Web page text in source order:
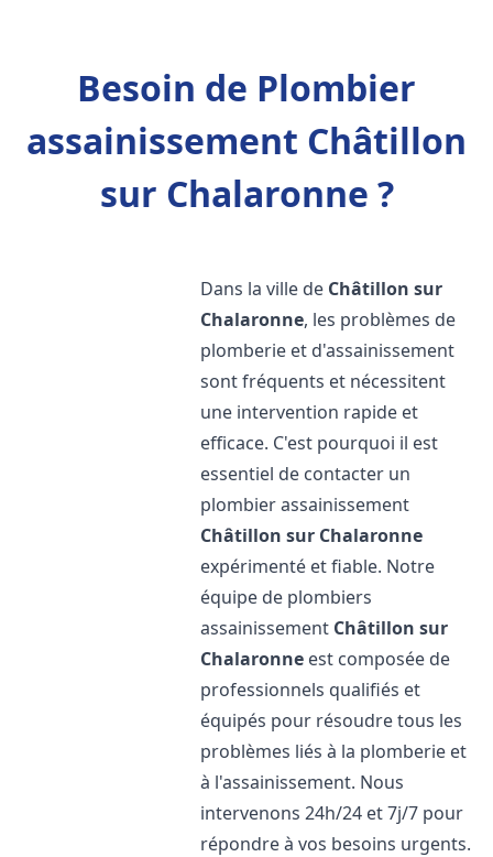
Besoin de Plombier
assainissement Châtillon
sur Chalaronne ?
Dans la ville de Châtillon sur
Chalaronne, les problèmes de
plomberie et d'assainissement
sont fréquents et nécessitent
une intervention rapide et
efficace. C'est pourquoi il est
essentiel de contacter un
plombier assainissement
Châtillon sur Chalaronne
expérimenté et fiable. Notre
équipe de plombiers
assainissement Châtillon sur
Chalaronne est composée de
professionnels qualifiés et
équipés pour résoudre tous les
problèmes liés à la plomberie et
à l'assainissement. Nous
intervenons 24h/24 et 7j/7 pour
répondre à vos besoins urgents.